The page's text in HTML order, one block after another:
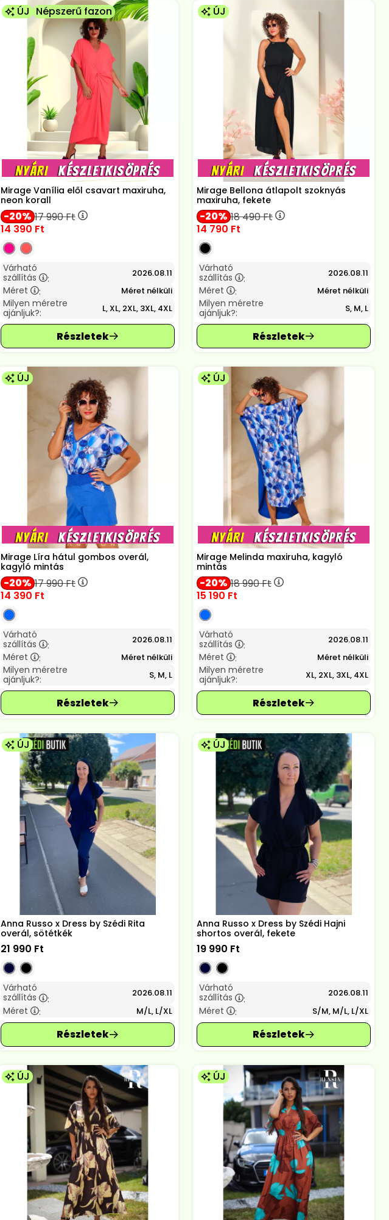
ÚJ Népszerű fazon
Mirage Vanília elől csavart maxiruha,
neon korall
20 17 990Ft
14 390 Ft
Várható
szállítás
: 2026.08.11
Méret : Méret nélküli
Milyen méretre
ajánljuk?:
L, XL, 2XL, 3XL, 4XL
ÚJ
Mirage Bellona átlapolt szoknyás
maxiruha, fekete
20 18 490Ft
14 790 Ft
Várható
szállítás
: 2026.08.11
Méret : Méret nélküli
Milyen méretre
ajánljuk?:
S, M, L
ÚJ
Mirage Líra hátul gombos overál,
kagyló mintás
20 17 990Ft
14 390 Ft
Várható
szállítás
: 2026.08.11
Méret : Méret nélküli
Milyen méretre
ajánljuk?:
S, M, L
ÚJ
Mirage Melinda maxiruha, kagyló
mintás
20 18 990Ft
15 190 Ft
Várható
szállítás
: 2026.08.11
Méret : Méret nélküli
Milyen méretre
ajánljuk?:
XL, 2XL, 3XL, 4XL
ÚJ
Anna Russo x Dress by Szédi Rita
overál, sötétkék
21 990 Ft
Várható
szállítás
: 2026.08.11
Méret : M/L, L/XL
ÚJ
Anna Russo x Dress by Szédi Hajni
shortos overál, fekete
19 990 Ft
Várható
szállítás
: 2026.08.11
Méret : S/M, M/L, L/XL
ÚJ ÚJ